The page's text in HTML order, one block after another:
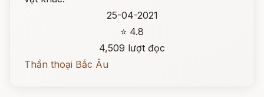
25-04-2021
⭐ 4.8
4,509 lượt đọc
Thần thoại Bắc Âu